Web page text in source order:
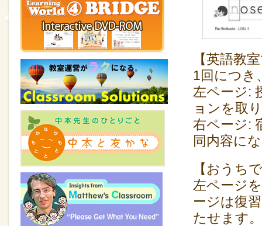
【英語教
1回につき
左ページ:
ョンを取
右ページ:
同内容に
【おうち
左ページ
ージは復
たせます。